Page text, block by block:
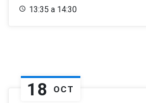
13:35 a 14:30
18 OCT